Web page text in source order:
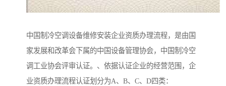
中国制冷空调设备维修安装企业资质办理流程，是由国
家发展和改革会下属的中国设备管理协会，中国制冷空
调工业协会评审认证。、依据认证企业的经营范围，企
业资质办理流程认证划分为A、B、C、D四类：